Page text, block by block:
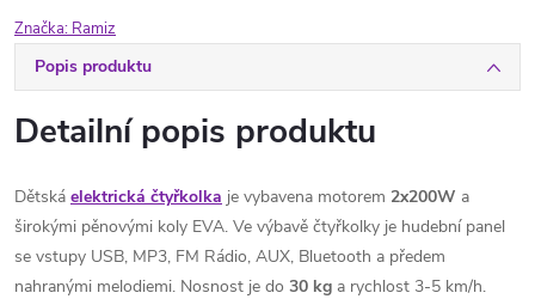
Značka: Ramiz
Popis produktu
Detailní popis produktu
Dětská elektrická čtyřkolka je vybavena motorem 2x200W a
širokými pěnovými koly EVA. Ve výbavě čtyřkolky je hudební panel
se vstupy USB, MP3, FM Rádio, AUX, Bluetooth a předem
nahranými melodiemi. Nosnost je do 30 kg a rychlost 3-5 km/h.